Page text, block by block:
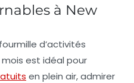
à New
fourmille d’activités
est idéal pour
en plein air, admirer